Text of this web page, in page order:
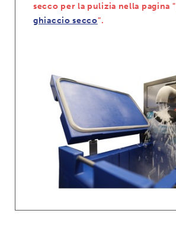
secco per la pulizia nella pagina "
ghiaccio secco".